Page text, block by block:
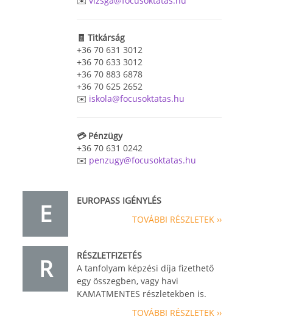
🧾 Titkárság
+36 70 631 3012
+36 70 633 3012
+36 70 883 6878
+36 70 625 2652
✉️ iskola@focusoktatas.hu
💳 Pénzügy
+36 70 631 0242
✉️ penzugy@focusoktatas.hu
E
EUROPASS IGÉNYLÉS
TOVÁBBI RÉSZLETEK ››
R
RÉSZLETFIZETÉS
A tanfolyam képzési díja fizethető
egy összegben, vagy havi
KAMATMENTES részletekben is.
TOVÁBBI RÉSZLETEK ››